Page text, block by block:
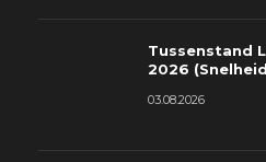
Tussenstand
2026
03.08.2026